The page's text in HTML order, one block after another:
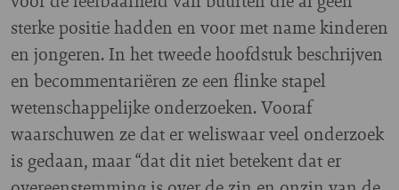
sterke positie hadden en voor met name kinderen
en jongeren. In het tweede hoofdstuk beschrijven
en becommentariëren ze een flinke stapel
wetenschappelijke onderzoeken. Vooraf
waarschuwen ze dat er weliswaar veel onderzoek
is gedaan, maar “dat dit niet betekent dat er